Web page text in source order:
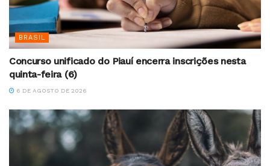
BRASIL
Concurso unificado do Piauí encerra inscrições nesta
quinta-feira (6)
6 DE AGOSTO DE 2026